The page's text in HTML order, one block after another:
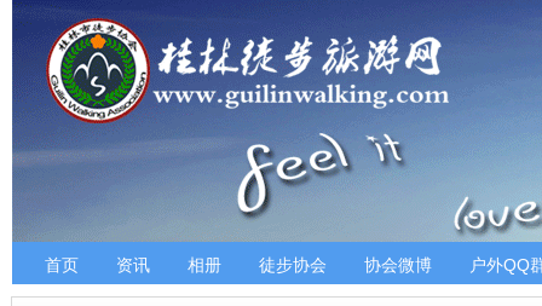
首页 资讯 相册 徒步协会 协会微博 户外QQ